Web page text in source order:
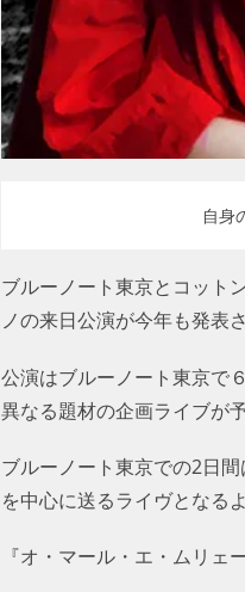
自身
ブルーノート東京とコット
ノの来日公演が今年も発表さ
公演はブルーノート東京で
異なる題材の企画ライブが
ブルーノート東京での2日
を中心に送るライヴとなるよ
『オ・マール・エ・ムリェ